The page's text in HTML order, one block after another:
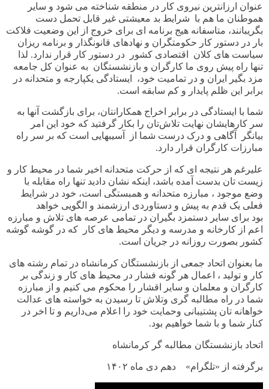
عنوان ارزانترین نیروی کار در منطقه شناخته می شود و سایر
هموطنان ما هم با شرایط بد معیشتی غیر قابل تحمل دست
بگریبانند، متاسفانه هیج برنامه ای برای خروج از این وضعیت فلاکت
بار در دستور کار حکومتگران و نهادهای قانونگذار و برنامه ریزان
سیاست های کلان اقتصادی کشور در دستور کار قرار ندارد. لذا
تنها راه پیش روی ما کارگران و بازنشستگان به عنوان کل جامعه
مزد بگیر ایران و در تمامیت خود، ایستادگی یکپارجه و متحدانه در
برابر این ظلم پایدار و کم سابقه است.
شما با ایستادگی در برابر اخراج همکارانتان، برای بازگشت آنها به
سر کارهایشان نهایت تلاش‌تان را بکار گرفتید که خود این امر
بیانگر آگاهی و درک درست شما از آسیبهایی است که بر سر راه
مبارزات کارگران قرار دارد.
علیرغم هر نتیجه ای که از حرکت متحدانه اخیر شما در محیط کار و
زیست تان بدست آمده باشد، اینکه نشان دادید تنها راه مقابله با
وضع موجود ، مبارزه متحدانه و همبستگی است، خود در شرایط
فعلی یک قدم به پیش و دستاوردی ارزشمند و الگویی خواهد
بود برای سایر دستمزد بگیران در تمامی عرصه های تلاش و مبارزه
اعم از کارخانه و مدرسه و دیگر محیط های کار که در گوشه گوشه
کشور بصورت روزانه در جریان است.
ما بعنوان اتحاد جمعی از بازنشستگان کرمانشاه در تمام رشته های
کار و تولید ، اعمال هر گونه فشار در محیط های کار و زندگی بر
کارگران و معلمان و سایر اقشار را محکوم می کنیم و از مبارزه
شما در راه مطالبه گری وتلاش تا رسیدن به خواسته های عدالت
خواهانه تان پشتیبانی وحمایت خود را اعلام می‌داریم و تا اخر در
کنار شما و با شما خواهیم بود.
اتحاد بازنشستگان مطالبه گر کرمانشاه
برگرفته از «تلگرام» دهم دی ماه ۱۴۰۲